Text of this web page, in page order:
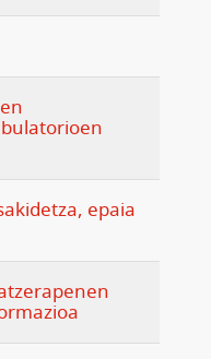
epaia